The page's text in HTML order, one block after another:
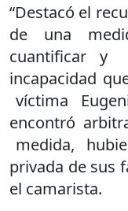
“Destacó el
de una
cuantificar y
incapacidad
víctima
encontró
medida,
privada de sus
el camarista.